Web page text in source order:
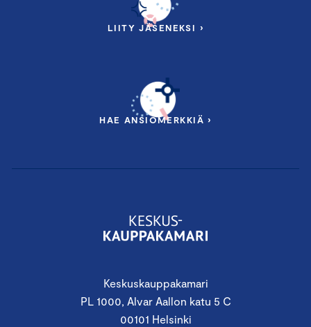
Keskuskauppakamari
PL 1000, Alvar Aallon katu 5 C
00101 Helsinki
LIITY JÄSENEKSI ›
HAE ANSIOMERKKIÄ ›